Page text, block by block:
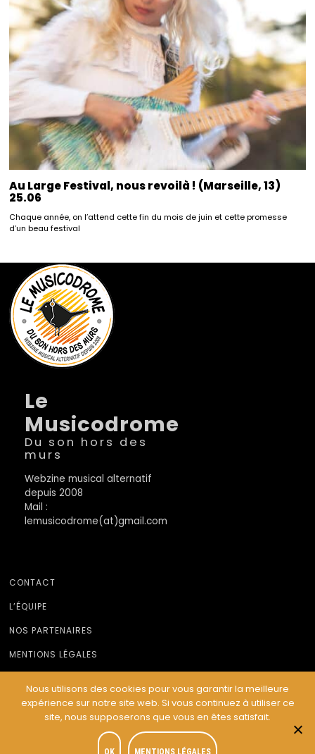
Au Large Festival, nous revoilà ! (Marseille, 13)
25.06
Chaque année, on l’attend cette fin du mois de juin et cette promesse
d’un beau festival
Le
Musicodrome
Du son hors des
murs
Webzine musical alternatif
depuis 2008
Mail :
lemusicodrome(at)gmail.com
CONTACT
L’ÉQUIPE
NOS PARTENAIRES
MENTIONS LÉGALES
© Le Musicodrome 2022 - Webdesign :Cereal Concept
Nous utilisons des cookies pour vous garantir la meilleure
expérience sur notre site web. Si vous continuez à utiliser ce
site, nous supposerons que vous en êtes satisfait.
OK MENTIONS LÉGALES